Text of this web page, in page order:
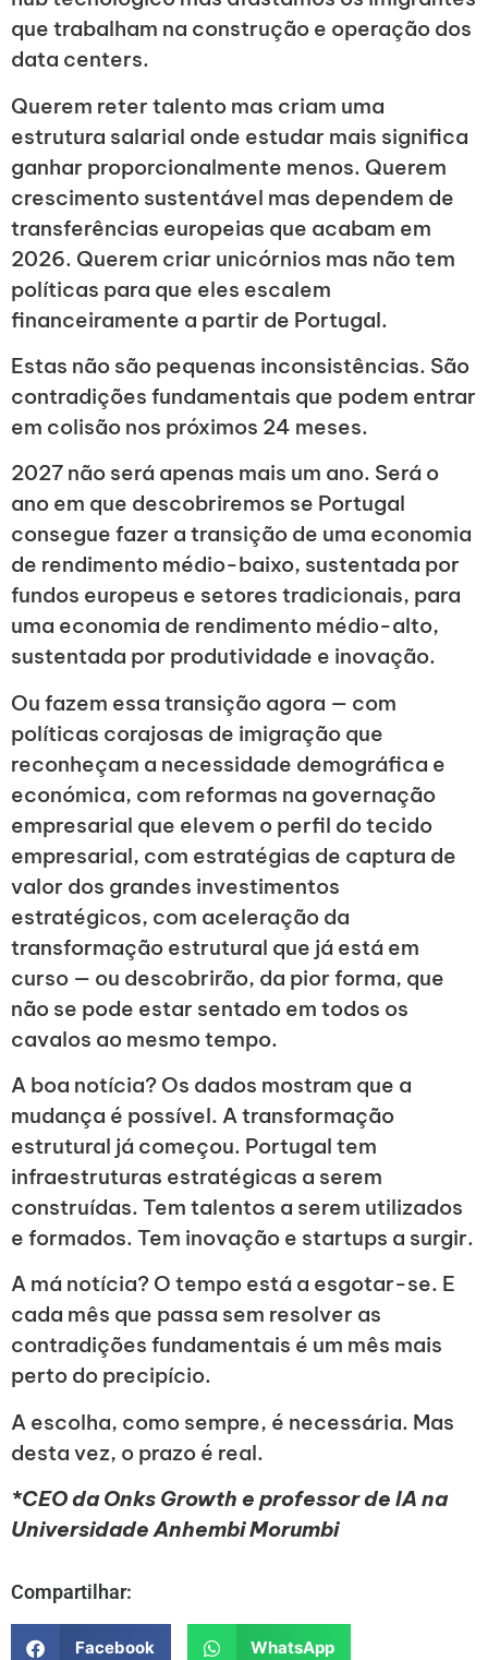
que trabalham na construção e operação dos
data centers.
Querem reter talento mas criam uma
estrutura salarial onde estudar mais significa
ganhar proporcionalmente menos. Querem
crescimento sustentável mas dependem de
transferências europeias que acabam em
2026. Querem criar unicórnios mas não tem
políticas para que eles escalem
financeiramente a partir de Portugal.
Estas não são pequenas inconsistências. São
contradições fundamentais que podem entrar
em colisão nos próximos 24 meses.
2027 não será apenas mais um ano. Será o
ano em que descobriremos se Portugal
consegue fazer a transição de uma economia
de rendimento médio-baixo, sustentada por
fundos europeus e setores tradicionais, para
uma economia de rendimento médio-alto,
sustentada por produtividade e inovação.
Ou fazem essa transição agora — com
políticas corajosas de imigração que
reconheçam a necessidade demográfica e
económica, com reformas na governação
empresarial que elevem o perfil do tecido
empresarial, com estratégias de captura de
valor dos grandes investimentos
estratégicos, com aceleração da
transformação estrutural que já está em
curso — ou descobrirão, da pior forma, que
não se pode estar sentado em todos os
cavalos ao mesmo tempo.
A boa notícia? Os dados mostram que a
mudança é possível. A transformação
estrutural já começou. Portugal tem
infraestruturas estratégicas a serem
construídas. Tem talentos a serem utilizados
e formados. Tem inovação e startups a surgir.
A má notícia? O tempo está a esgotar-se. E
cada mês que passa sem resolver as
contradições fundamentais é um mês mais
perto do precipício.
A escolha, como sempre, é necessária. Mas
desta vez, o prazo é real.
*CEO da Onks Growth e professor de IA na
Universidade Anhembi Morumbi
Compartilhar:
Facebook WhatsApp